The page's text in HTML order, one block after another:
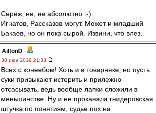
Серёж, не, не абсолютно :-).
Игнатов, Рассказов могут. Может и младший
Бакаев, но он пока сырой. Извини, что влез.
AiltonD -
30 июн 2019 21:33
Всех с конеебом! Хоть и в товарняке, но пусть
суки привыкают истерить и прилежно
отсасывать, ведь вообще лапки сложили в
меньшинстве. Ну и не проканала гнидеровская
штучка по понятиям, судье пох на